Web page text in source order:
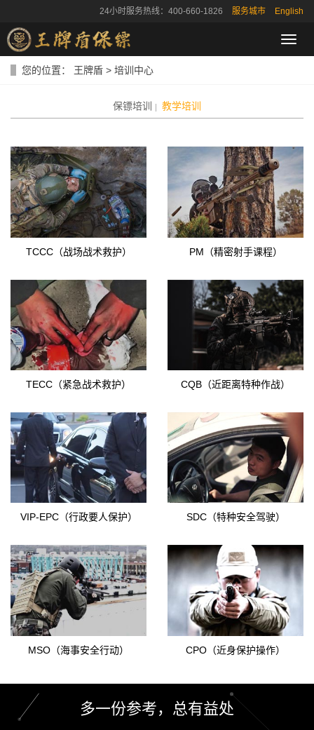
24小时服务热线：400-660-1826 服务城市 English
导
航
您的位置： 王牌盾 > 培训中心
保镖培训 教学培训
TCCC（战场战术救护） PM（精密射手课程）
TECC（紧急战术救护） CQB（近距离特种作战）
VIP-EPC（行政要人保护） SDC（特种安全驾驶）
MSO（海事安全行动） CPO（近身保护操作）
多一份参考，总有益处